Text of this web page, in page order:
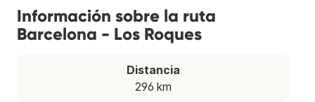
Información sobre la ruta
Barcelona - Los Roques
Distancia
296 km